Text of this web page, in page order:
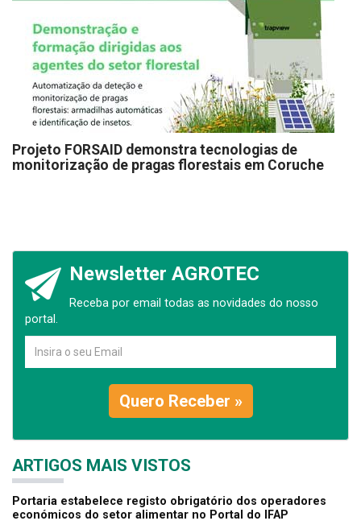
Projeto FORSAID demonstra tecnologias de
monitorização de pragas florestais em Coruche
Newsletter AGROTEC
Receba por email todas as novidades do nosso
portal.
Quero Receber »
ARTIGOS MAIS VISTOS
Portaria estabelece registo obrigatório dos operadores
económicos do setor alimentar no Portal do IFAP